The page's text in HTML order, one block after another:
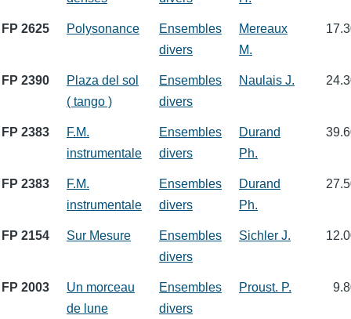
FP 2625 Polysonance
Ensembles
divers
Mereaux
M.
FP 2390
Plaza del sol
( tango )
Ensembles
divers
Naulais J.
FP 2383
F.M.
instrumentale
Ensembles
divers
Durand
Ph.
FP 2383
F.M.
instrumentale
Ensembles
divers
Durand
Ph.
FP 2154 Sur Mesure
Ensembles
divers
Sichler J.
FP 2003
Un morceau
de lune
Ensembles
divers
Proust. P.